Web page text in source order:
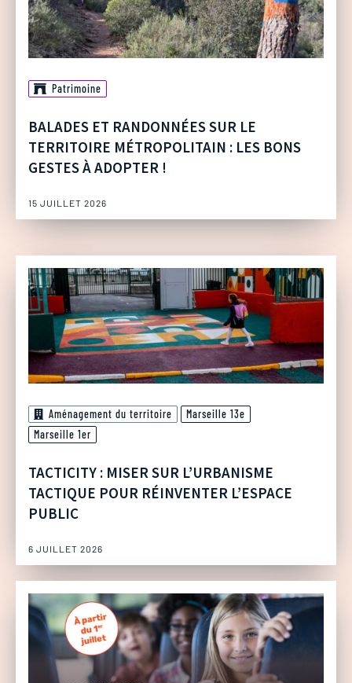
Patrimoine
BALADES ET RANDONNÉES SUR LE
TERRITOIRE MÉTROPOLITAIN : LES BONS
GESTES À ADOPTER !
15 JUILLET 2026
Aménagement du territoire
Marseille 13e
Marseille 1er
TACTICITY : MISER SUR L’URBANISME
TACTIQUE POUR RÉINVENTER L’ESPACE
PUBLIC
6 JUILLET 2026